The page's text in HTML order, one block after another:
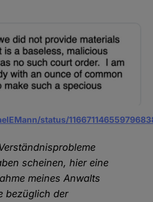
status/
scheinen, hier eine
meines Anwalts
bezüglich der